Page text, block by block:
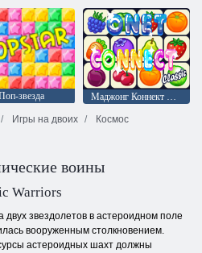
звезда
Маджонг Коннект Онет
Игры на двоих
Космос
воины
Warriors
двух звездолетов в астероидном поле
вооруженным столкновением.
астероидных шахт должны